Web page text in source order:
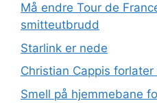
Må endre Tour de
smitteutbrudd
Starlink er nede
Christian Cappis
Smell på hjemmebane